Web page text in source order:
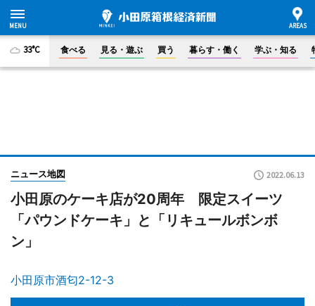
33°C 食べる 見る・遊ぶ 買う 暮らす・働く 学ぶ・知る
ニュース地図 2022.06.13
小田原のケーキ店が20周年 限定スイーツ
「パウンドケーキ」と「リキュールボンボ
ン」
小田原市酒匂2-12-3